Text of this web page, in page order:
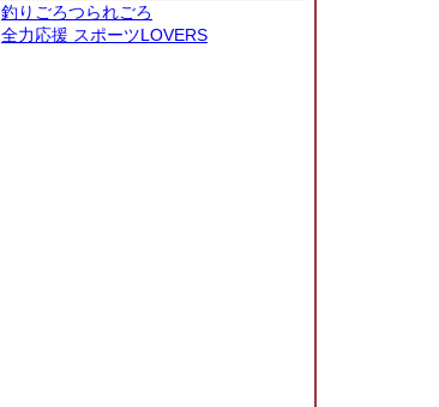
釣りごろつられごろ
全力応援 スポーツLOVERS